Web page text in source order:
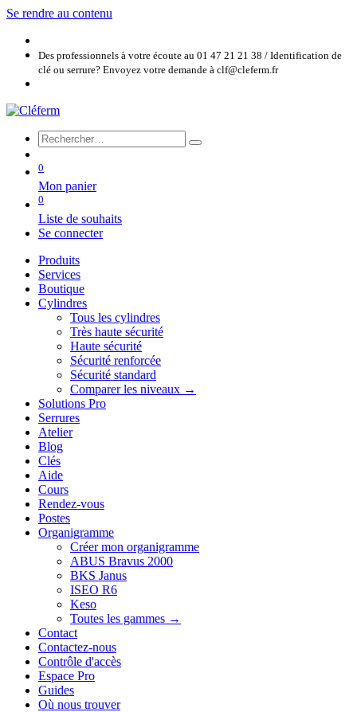
Se rendre au contenu
Des professionnels à votre écoute au 01 47 21 21 38 / Identification de
clé ou serrure? Envoyez votre demande à clf@cleferm.fr
0
Mon panier
0
Liste de souhaits
Se connecter
Produits
Services
Boutique
Cylindres
Tous les cylindres
Très haute sécurité
Haute sécurité
Sécurité renforcée
Sécurité standard
Comparer les niveaux →
Solutions Pro
Serrures
Atelier
Blog
Clés
Aide
Cours
Rendez-vous
Postes
Organigramme
Créer mon organigramme
ABUS Bravus 2000
BKS Janus
ISEO R6
Keso
Toutes les gammes →
Contact
Contactez-nous
Contrôle d'accès
Espace Pro
Guides
Où nous trouver